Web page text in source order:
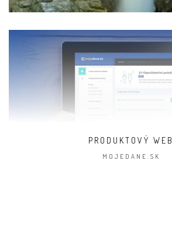
PRODUKTOVÝ WEB
MOJEDANE.SK